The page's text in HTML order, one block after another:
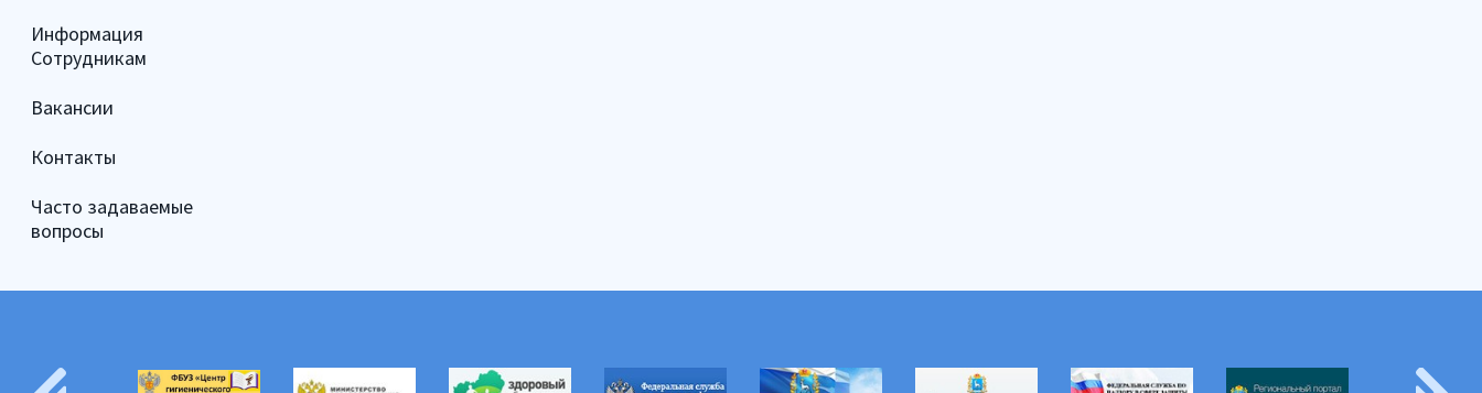
Информация
Сотрудникам
Вакансии
Контакты
Часто задаваемые
вопросы